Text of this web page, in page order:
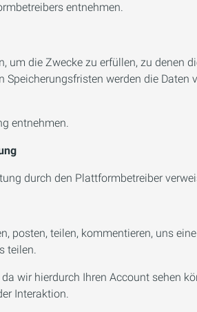
entnehmen.
die Zwecke zu erfüllen, zu denen
werden die Daten
entnehmen.
durch den Plattformbetreiber
posten, teilen, kommentieren, uns
teilen.
wir hierdurch Ihren Account sehen
Interaktion.